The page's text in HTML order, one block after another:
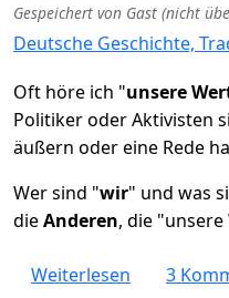
Gespeichert von Gast (nicht
Deutsche Geschichte,
Oft höre ich "unsere
Politiker oder Aktivisten
äußern oder eine Rede
Wer sind "wir" und was
dieAnderen, die
Weiterlesen über Was
3